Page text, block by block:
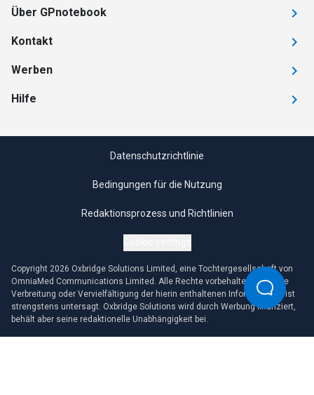
Über GPnotebook
Kontakt
Werben
Hilfe
Datenschutzrichtlinie
Bedingungen für die Nutzung
Redaktionsprozess und Richtlinien
Copyright 2026 Oxbridge Solutions Limited, eine Tochtergesellschaft von
OmniaMed Communications Limited. Alle Rechte vorbehalten. Jegliche
Verbreitung oder Vervielfältigung der hierin enthaltenen Informationen ist
strengstens untersagt. Oxbridge Solutions wird durch Werbung finanziert,
behält aber seine redaktionelle Unabhängigkeit bei.